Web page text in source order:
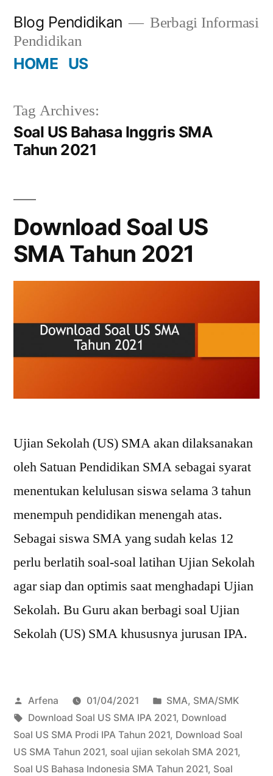
content
Blog Pendidikan
Berbagi Informasi
Pendidikan
HOME US
Tag Archives:
Soal US Bahasa Inggris SMA
Tahun 2021
Download Soal US
SMA Tahun 2021
Ujian Sekolah (US) SMA akan dilaksanakan
oleh Satuan Pendidikan SMA sebagai syarat
menentukan kelulusan siswa selama 3 tahun
menempuh pendidikan menengah atas.
Sebagai siswa SMA yang sudah kelas 12
perlu berlatih soal-soal latihan Ujian Sekolah
agar siap dan optimis saat menghadapi Ujian
Sekolah. Bu Guru akan berbagi soal Ujian
Sekolah (US) SMA khususnya jurusan IPA.
Posted
by
Arfena 01/04/2021
Posted
in
SMA, SMA/SMK
Tags:
Download Soal US SMA IPA 2021, Download
Soal US SMA Prodi IPA Tahun 2021, Download Soal
US SMA Tahun 2021, soal ujian sekolah SMA 2021,
Soal US Bahasa Indonesia SMA Tahun 2021, Soal